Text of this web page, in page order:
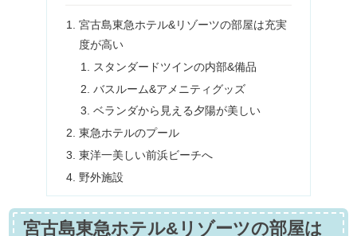
宮古島東急ホテル&リゾーツの部屋は充実
度が高い
スタンダードツインの内部&備品
バスルーム&アメニティグッズ
ベランダから見える夕陽が美しい
東急ホテルのプール
東洋一美しい前浜ビーチへ
野外施設
宮古島東急ホテル&リゾーツの部屋は